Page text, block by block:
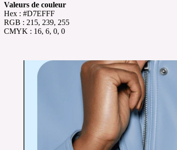
Valeurs de couleur
Hex : #D7EFFF
RGB : 215, 239, 255
CMYK : 16, 6, 0, 0